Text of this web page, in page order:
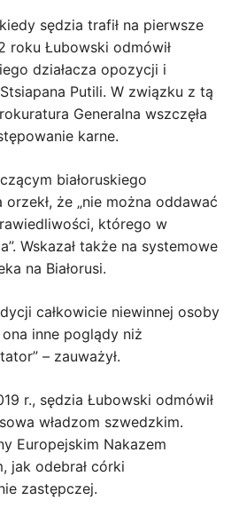
sędzia trafił na pierwsze
roku Łubowski odmówił
działacza opozycji i
Putili. W związku z tą
Generalna wszczęła
karne.
białoruskiego
że „nie można oddawać
którego w
Wskazał także na systemowe
na Białorusi.
całkowicie niewinnej osoby
inne poglądy niż
– zauważył.
r., sędzia Łubowski odmówił
władzom szwedzkim.
Europejskim Nakazem
jak odebrał córki
zastępczej.